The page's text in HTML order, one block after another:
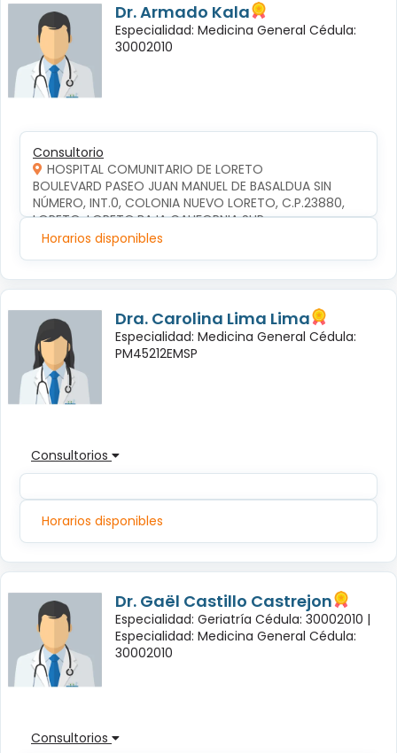
Dr. Armado Kala
Especialidad: Medicina General Cédula:
30002010
Consultorio
HOSPITAL COMUNITARIO DE LORETO
BOULEVARD PASEO JUAN MANUEL DE BASALDUA SIN
NÚMERO, INT.0, COLONIA NUEVO LORETO, C.P.23880,
LORETO, LORETO,BAJA CALIFORNIA SUR
Horarios disponibles
Dra. Carolina Lima Lima
Especialidad: Medicina General Cédula:
PM45212EMSP
Consultorios
Horarios disponibles
Dr. Gaël Castillo Castrejon
Especialidad: Geriatría Cédula: 30002010 |
Especialidad: Medicina General Cédula:
30002010
Consultorios